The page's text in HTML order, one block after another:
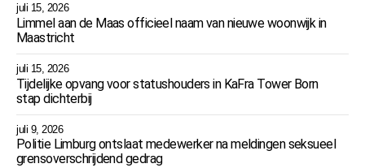
juli 15, 2026
Limmel aan de Maas officieel naam van nieuwe woonwijk in
Maastricht
juli 15, 2026
Tijdelijke opvang voor statushouders in KaFra Tower Born
stap dichterbij
juli 9, 2026
Politie Limburg ontslaat medewerker na meldingen seksueel
grensoverschrijdend gedrag